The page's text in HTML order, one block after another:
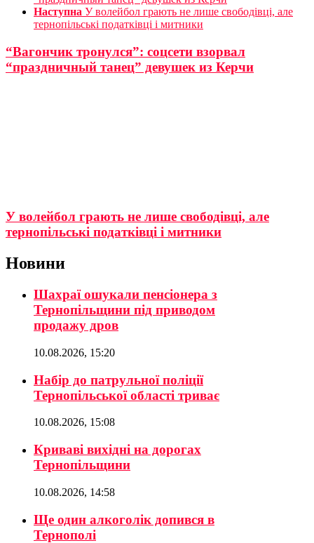
Наступна У волейбол грають не лише свободівці, але
тернопільські податківці і митники
“Вагончик тронулся”: соцсети взорвал
“праздничный танец” девушек из Керчи
У волейбол грають не лише свободівці, але
тернопільські податківці і митники
Новини
Шахраї ошукали пенсіонера з
Тернопільщини під приводом
продажу дров
10.08.2026, 15:20
Набір до патрульної поліції
Тернопільської області триває
10.08.2026, 15:08
Криваві вихідні на дорогах
Тернопільщини
10.08.2026, 14:58
Ще один алкоголік допився в
Тернополі